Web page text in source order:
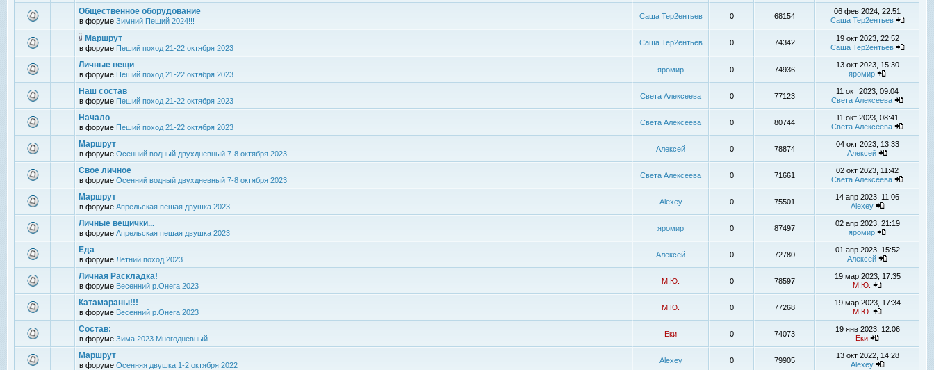
Общественное оборудование
в форуме Зимний Пеший 2024!!!
Саша Тер2ентьев 0 68154
06 фев 2024, 22:51
Саша Тер2ентьев
Маршрут
в форуме Пеший поход 21-22 октября 2023
Саша Тер2ентьев 0 74342
19 окт 2023, 22:52
Саша Тер2ентьев
Личные вещи
в форуме Пеший поход 21-22 октября 2023
яромир 0 74936
13 окт 2023, 15:30
яромир
Наш состав
в форуме Пеший поход 21-22 октября 2023
Света Алексеева 0 77123
11 окт 2023, 09:04
Света Алексеева
Начало
в форуме Пеший поход 21-22 октября 2023
Света Алексеева 0 80744
11 окт 2023, 08:41
Света Алексеева
Маршрут
в форуме Осенний водный двухдневный 7-8 октября 2023
Алексей 0 78874
04 окт 2023, 13:33
Алексей
Свое личное
в форуме Осенний водный двухдневный 7-8 октября 2023
Света Алексеева 0 71661
02 окт 2023, 11:42
Света Алексеева
Маршрут
в форуме Апрельская пешая двушка 2023
Alexey 0 75501
14 апр 2023, 11:06
Alexey
Личные вещички...
в форуме Апрельская пешая двушка 2023
яромир 0 87497
02 апр 2023, 21:19
яромир
Еда
в форуме Летний поход 2023
Алексей 0 72780
01 апр 2023, 15:52
Алексей
Личная Раскладка!
в форуме Весенний р.Онега 2023
М.Ю. 0 78597
19 мар 2023, 17:35
М.Ю.
Катамараны!!!
в форуме Весенний р.Онега 2023
М.Ю. 0 77268
19 мар 2023, 17:34
М.Ю.
Состав:
в форуме Зима 2023 Многодневный
Еки 0 74073
19 янв 2023, 12:06
Еки
Маршрут
в форуме Осенняя двушка 1-2 октября 2022
Alexey 0 79905
13 окт 2022, 14:28
Alexey